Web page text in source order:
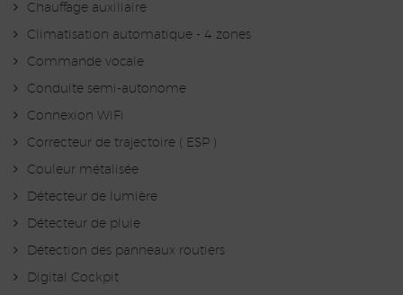
Chauffage auxiliaire
Climatisation automatique - 4 zones
Commande vocale
Conduite semi-autonome
Connexion WiFi
Correcteur de trajectoire ( ESP )
Couleur métalisée
Détecteur de lumière
Détecteur de pluie
Détection des panneaux routiers
Digital Cockpit